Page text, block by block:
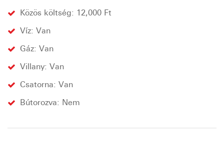
Közös költség: 12,000 Ft
Víz: Van
Gáz: Van
Villany: Van
Csatorna: Van
Bútorozva: Nem